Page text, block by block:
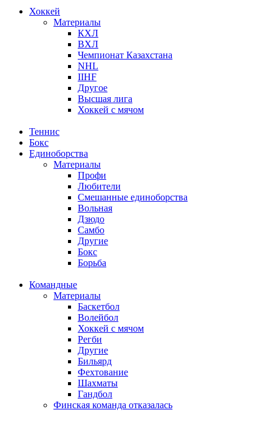
Хоккей
Материалы
КХЛ
ВХЛ
Чемпионат Казахстана
NHL
IIHF
Другое
Высшая лига
Хоккей с мячом
Теннис
Бокс
Единоборства
Материалы
Профи
Любители
Смешанные единоборства
Вольная
Дзюдо
Самбо
Другие
Бокс
Борьба
Командные
Материалы
Баскетбол
Волейбол
Хоккей с мячом
Регби
Другие
Бильярд
Фехтование
Шахматы
Гандбол
Финская команда отказалась